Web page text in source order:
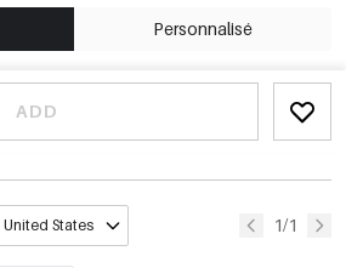
Personnalisé
ADD
United States 1/1